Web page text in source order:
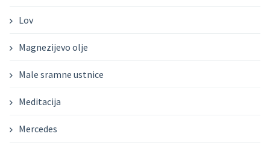
Lov
Magnezijevo olje
Male sramne ustnice
Meditacija
Mercedes